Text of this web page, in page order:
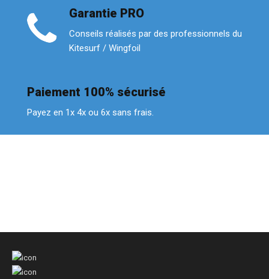
Garantie PRO
Conseils réalisés par des professionnels du
Kitesurf / Wingfoil
Paiement 100% sécurisé
Payez en 1x 4x ou 6x sans frais.